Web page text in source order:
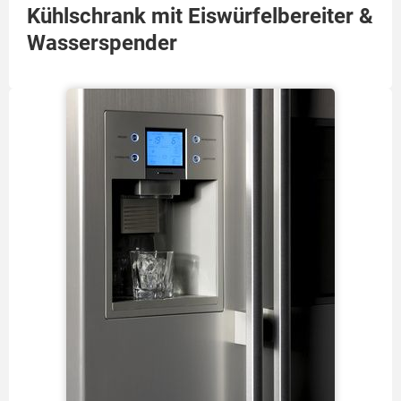
Kühlschrank mit Eiswürfelbereiter &
Wasserspender